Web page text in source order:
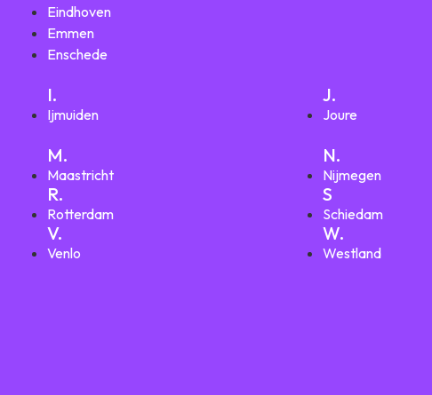
Eindhoven
Emmen
Enschede
I.
Ijmuiden
J.
Joure
M.
Maastricht
N.
Nijmegen
R.
Rotterdam
S
Schiedam
V.
Venlo
W.
Westland